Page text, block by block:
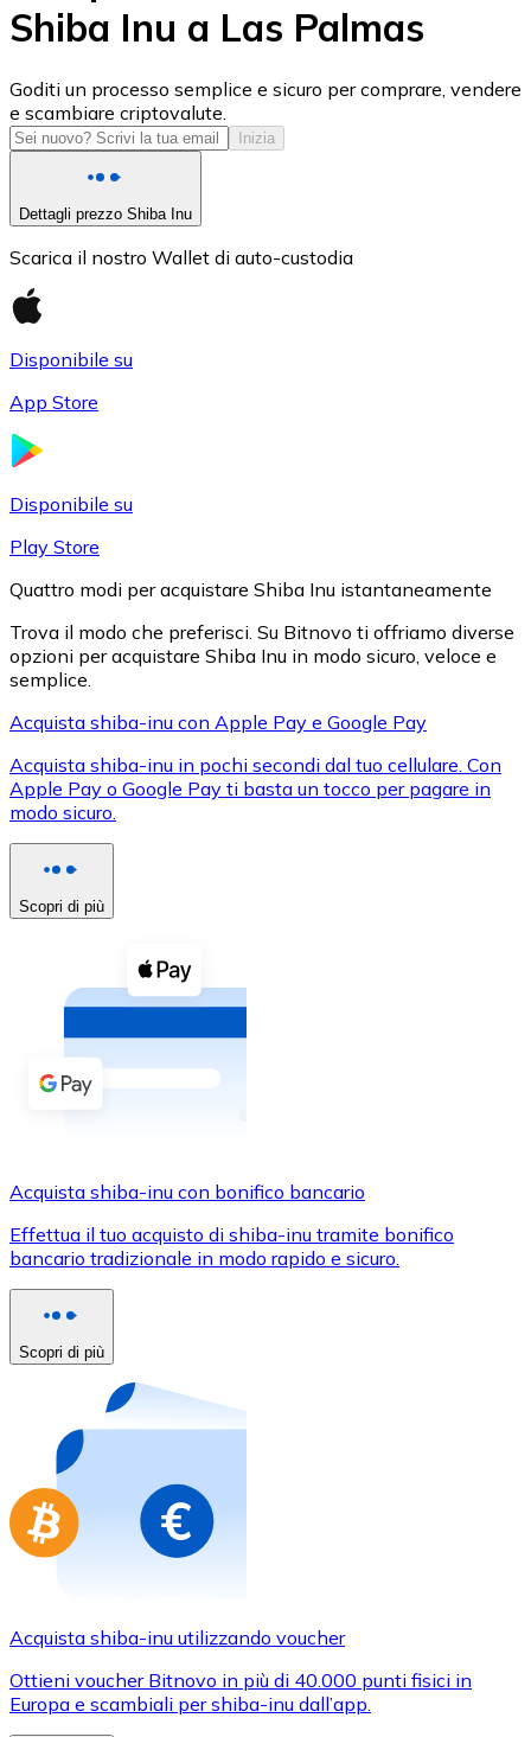
USD Coin
USDC
XRP
XRP
Vedi tutto
Buoni cripto
Acquista criptovalute in contanti e altri mezzi di
Acquista con contanti
Bonifico SEPA
Usa le carte Visa e Mastercard per acquistare
Acquista con carta
Acquista gift card dei tuoi marchi preferiti con
Vai al negozio di carte regalo
Shiba Inu a Las Palmas
Goditi un processo semplice e sicuro per comprare, vendere
e scambiare criptovalute.
Inizia
Dettagli prezzo Shiba Inu
Scarica il nostro Wallet di auto-custodia
Disponibile su
App Store
Disponibile su
Play Store
Quattro modi per acquistare Shiba Inu istantaneamente
Trova il modo che preferisci. Su Bitnovo ti offriamo diverse
opzioni per acquistare Shiba Inu in modo sicuro, veloce e
semplice.
Acquista shiba-inu con Apple Pay e Google Pay
Acquista shiba-inu in pochi secondi dal tuo cellulare. Con
Apple Pay o Google Pay ti basta un tocco per pagare in
modo sicuro.
Scopri di più
Acquista shiba-inu con bonifico bancario
Effettua il tuo acquisto di shiba-inu tramite bonifico
bancario tradizionale in modo rapido e sicuro.
Scopri di più
Acquista shiba-inu utilizzando voucher
Ottieni voucher Bitnovo in più di 40.000 punti fisici in
Europa e scambiali per shiba-inu dall’app.